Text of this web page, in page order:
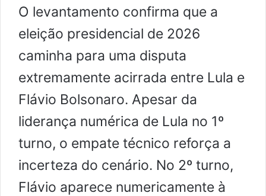
O levantamento confirma que a
eleição presidencial de 2026
caminha para uma disputa
extremamente acirrada entre Lula e
Flávio Bolsonaro. Apesar da
liderança numérica de Lula no 1º
turno, o empate técnico reforça a
incerteza do cenário. No 2º turno,
Flávio aparece numericamente à